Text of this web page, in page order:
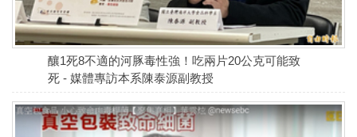
釀1死8不適的河豚毒性強！吃兩片20公克可能致
死 - 媒體專訪本系陳泰源副教授